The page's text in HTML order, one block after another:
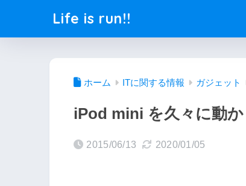
Life is run!!
ホーム ITに関する情報 ガジェット
iPod mini を久々に動
2015/06/13 2020/01/05